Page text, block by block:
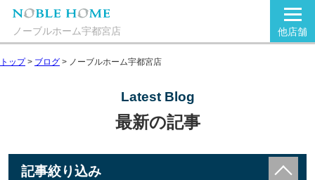
ノーブルホーム宇都宮店 他店舗
トップ> ブログ > ノーブルホーム宇都宮店
Latest Blog
最新の記事
記事絞り込み